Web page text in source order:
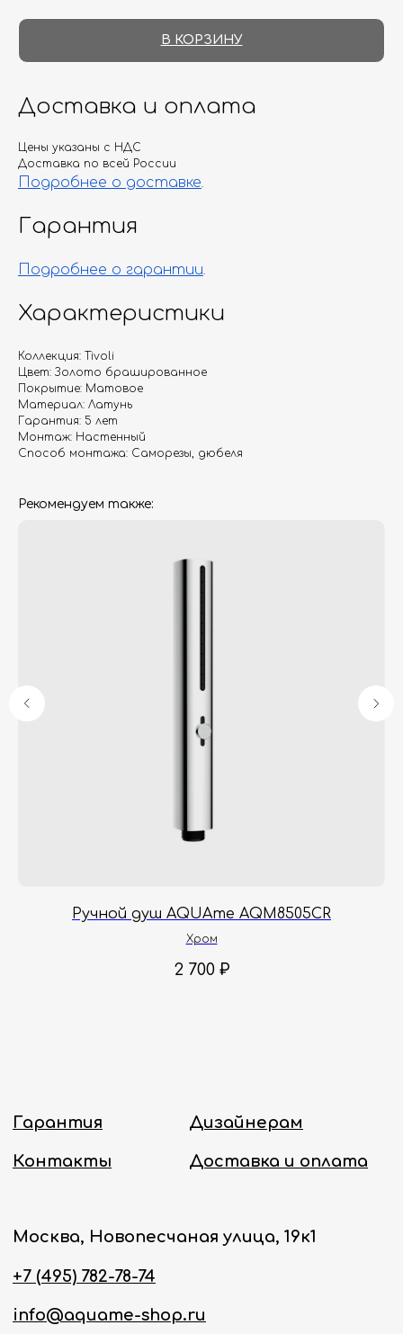
В КОРЗИНУ
Доставка и оплата
Цены указаны с НДС
Доставка по всей России
Подробнее о доставке.
Гарантия
Подробнее о гарантии.
Характеристики
Коллекция: Tivoli
Цвет: Золото брашированное
Покрытие: Матовое
Материал: Латунь
Гарантия: 5 лет
Монтаж: Настенный
Способ монтажа: Саморезы, дюбеля
Рекомендуем также:
Ручной душ AQUAme AQM8505CR
Хром
2 700 ₽
Доставка и оплата
Москва, Новопесчаная улица, 19к1